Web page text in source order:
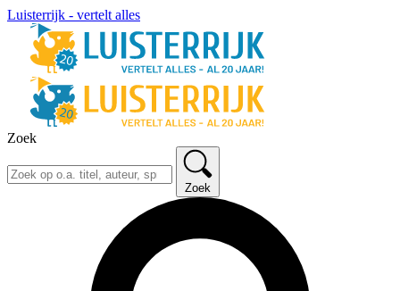
Luisterrijk - vertelt alles
Zoek
Zoek